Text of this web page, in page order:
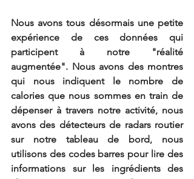
Nous avons tous désormais une petite
expérience de ces données qui
participent à notre "réalité
augmentée". Nous avons des montres
qui nous indiquent le nombre de
calories que nous sommes en train de
dépenser à travers notre activité, nous
avons des détecteurs de radars routier
sur notre tableau de bord, nous
utilisons des codes barres pour lire des
informations sur les ingrédients des